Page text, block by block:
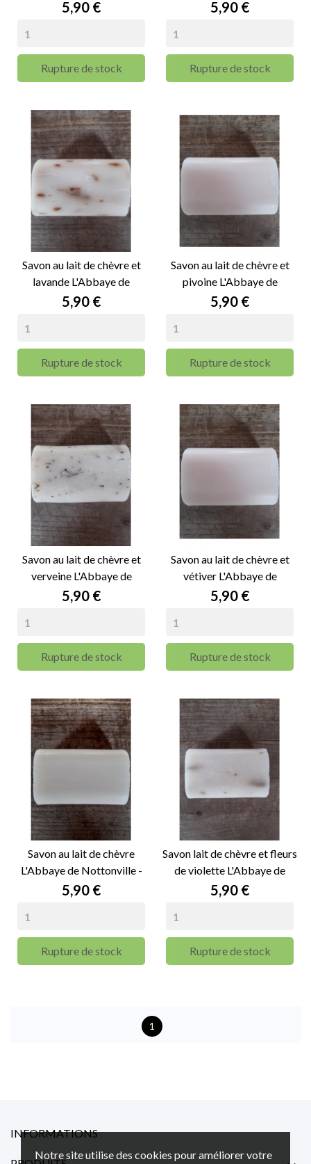
Notre site utilise des cookies pour améliorer votre
Nottonville - 100g
Prix
5,90 €
Rupture de stock
Nottonville -...
Prix
5,90 €
Rupture de stock
Savon au lait de chèvre et
lavande L'Abbaye de
Nottonville - 100g
Prix
5,90 €
Rupture de stock
Savon au lait de chèvre et
pivoine L'Abbaye de
Nottonville - 100g
Prix
5,90 €
Rupture de stock
Savon au lait de chèvre et
verveine L'Abbaye de
Nottonville - 100g
Prix
5,90 €
Rupture de stock
Savon au lait de chèvre et
vétiver L'Abbaye de
Nottonville - 100g
Prix
5,90 €
Rupture de stock
Savon au lait de chèvre
L'Abbaye de Nottonville -
100g
Prix
5,90 €
Rupture de stock
Savon lait de chèvre et fleurs
de violette L'Abbaye de
Nottonville - 100g
Prix
5,90 €
Rupture de stock
1
INFORMATIONS